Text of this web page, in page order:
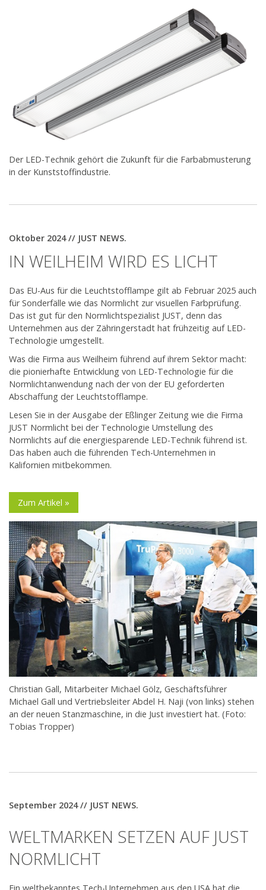
Der LED-Technik gehört die Zukunft für die Farbabmusterung
in der Kunststoffindustrie.
Oktober 2024 // JUST NEWS.
IN WEILHEIM WIRD ES LICHT
Das EU-Aus für die Leuchtstofflampe gilt ab Februar 2025 auch
für Sonderfälle wie das Normlicht zur visuellen Farbprüfung.
Das ist gut für den Normlichtspezialist JUST, denn das
Unternehmen aus der Zähringerstadt hat frühzeitig auf LED-
Technologie umgestellt.
Was die Firma aus Weilheim führend auf ihrem Sektor macht:
die pionierhafte Entwicklung von LED-Technologie für die
Normlichtanwendung nach der von der EU geforderten
Abschaffung der Leuchtstofflampe.
Lesen Sie in der Ausgabe der Eßlinger Zeitung wie die Firma
JUST Normlicht bei der Technologie Umstellung des
Normlichts auf die energiesparende LED-Technik führend ist.
Das haben auch die führenden Tech-Unternehmen in
Kalifornien mitbekommen.
Zum Artikel »
Christian Gall, Mitarbeiter Michael Gölz, Geschäftsführer
Michael Gall und Vertriebsleiter Abdel H. Naji (von links) stehen
an der neuen Stanzmaschine, in die Just investiert hat. (Foto:
Tobias Tropper)
September 2024 // JUST NEWS.
WELTMARKEN SETZEN AUF JUST
NORMLICHT